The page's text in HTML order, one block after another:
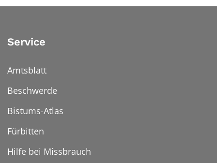
Service
Amtsblatt
Beschwerde
Bistums-Atlas
Fürbitten
Hilfe bei Missbrauch